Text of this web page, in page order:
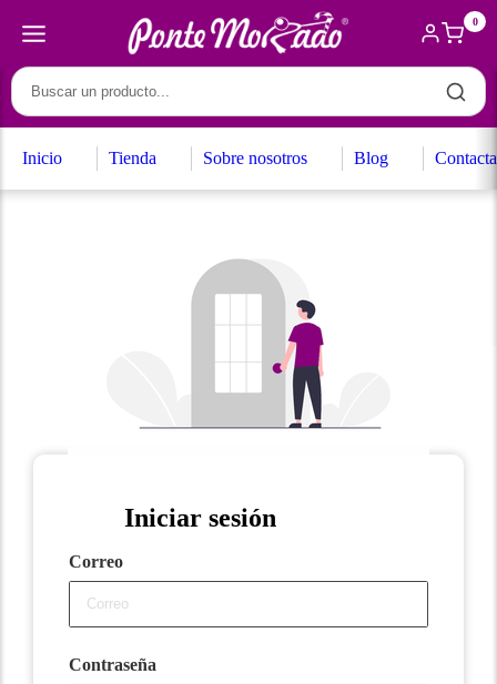
0
Inicio Tienda Sobre nosotros Blog
Iniciar sesión
Correo
Contraseña